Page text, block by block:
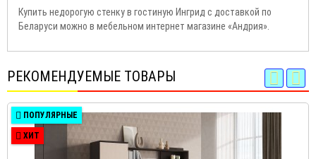
Купить недорогую стенку в гостиную Ингрид с доставкой по
Беларуси можно в мебельном интернет магазине «Андрия».
РЕКОМЕНДУЕМЫЕ ТОВАРЫ
ПОПУЛЯРНЫЕ
ХИТ